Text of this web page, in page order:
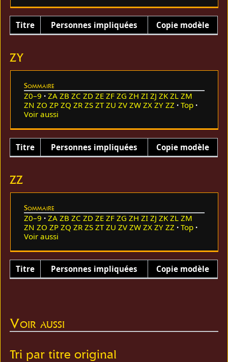
Titre Personnes impliquées Copie modèle
ZY
Sommaire
Z0–9 ZA ZB ZC ZD ZE ZF ZG ZH ZI ZJ ZK ZL ZM
ZN ZO ZP ZQ ZR ZS ZT ZU ZV ZW ZX ZY ZZ
Top
Voir aussi
Titre Personnes impliquées Copie modèle
ZZ
Sommaire
Z0–9 ZA ZB ZC ZD ZE ZF ZG ZH ZI ZJ ZK ZL ZM
ZN ZO ZP ZQ ZR ZS ZT ZU ZV ZW ZX ZY ZZ
Top
Voir aussi
Titre Personnes impliquées Copie modèle
Voir aussi
Tri par titre original